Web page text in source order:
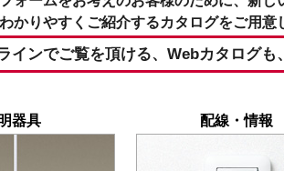
かりやすくご紹介するカタログをご用意
インでご覧を頂ける、Webカタログも
器具 配線・情報